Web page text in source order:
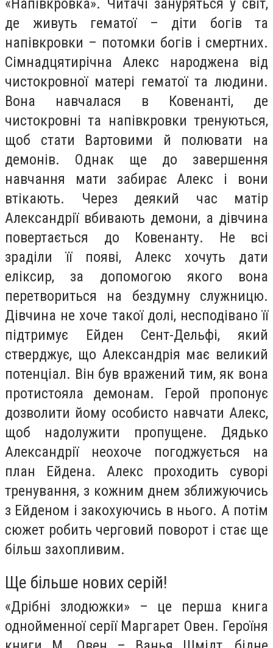
«Напівкровка». Читачі зануряться у світ,
де живуть гематої – діти богів та
напівкровки – потомки богів і смертних.
Сімнадцятирічна Алекс народжена від
чистокровної матері гематої та людини.
Вона навчалася в Ковенанті, де
чистокровні та напівкровки тренуються,
щоб стати Вартовими й полювати на
демонів. Однак ще до завершення
навчання мати забирає Алекс і вони
втікають. Через деякий час матір
Александрії вбивають демони, а дівчина
повертається до Ковенанту. Не всі
зраділи її появі, Алекс хочуть дати
еліксир, за допомогою якого вона
перетвориться на бездумну служницю.
Дівчина не хоче такої долі, несподівано її
підтримує Ейден Сент-Дельфі, який
стверджує, що Александрія має великий
потенціал. Він був вражений тим, як вона
протистояла демонам. Герой пропонує
дозволити йому особисто навчати Алекс,
щоб надолужити пропущене. Дядько
Александрії неохоче погоджується на
план Ейдена. Алекс проходить суворі
тренування, з кожним днем зближуючись
з Ейденом і закохуючись в нього. А потім
сюжет робить черговий поворот і стає ще
більш захопливим.
Ще більше нових серій!
«Дрібні злодюжки» – це перша книга
однойменної серії Маргарет Овен. Героїня